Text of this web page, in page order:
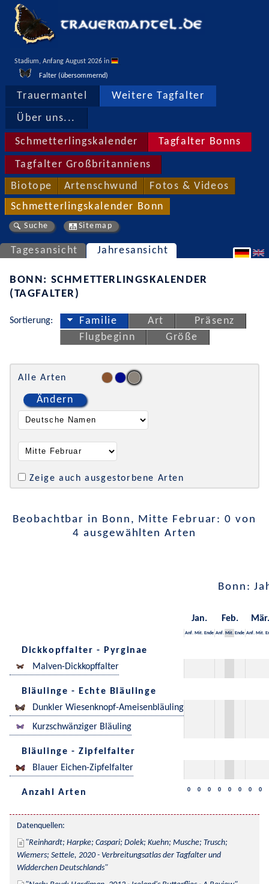
Stadium, Anfang August 2026 in
Falter (übersommernd)
Trauermantel Weitere Tagfalter
Über uns...
Schmetterlingskalender Tagfalter Bonns
Tagfalter Großbritanniens
Biotope Artenschwund Fotos & Videos
Schmetterlingskalender Bonn
Suche Sitemap
Tagesansicht Jahresansicht
BONN: SCHMETTERLINGSKALENDER
(TAGFALTER)
Sortierung: Familie Art
Präsenz
Flugbeginn
Größe
Alle Arten
Ändern
Zeige auch ausgestorbene Arten
Beobachtbar in Bonn, Mitte Februar: 0 von
4 ausgewählten Arten
Bonn:
Jan. Feb. Mär.
Anf. Mit. Ende Anf. Mit. Ende Anf. Mit.
Dickkopffalter - Pyrginae
Malven-Dickkopffalter
Bläulinge - Echte Bläulinge
Dunkler Wiesenknopf-Ameisenbläuling
Kurzschwänziger Bläuling
Bläulinge - Zipfelfalter
Blauer Eichen-Zipfelfalter
Anzahl Arten 0 0 0 0 0 0 0 0
Datenquellen:
Reinhardt; Harpke; Caspari; Dolek; Kuehn; Musche; Trusch;
Wiemers; Settele, 2020 - Verbreitungsatlas der Tagfalter und
Widderchen Deutschlands